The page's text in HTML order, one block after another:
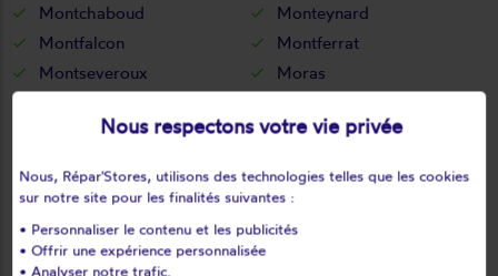
Montchaboud
Monteynard
Montfalcon
Montferrat
Montseveroux
Moras
Mottier
Nantes-en-ratier
Nantoin
Nivolas-vermelle
Notre-dame-de-commiers
Notre-dame-de-l'osier
Nous respectons votre vie privée
Nous, Répar'Stores, utilisons des technologies telles que les cookies
sur notre site pour les finalités suivantes :
• Personnaliser le contenu et les publicités
• Offrir une expérience personnalisée
• Analyser notre trafic.